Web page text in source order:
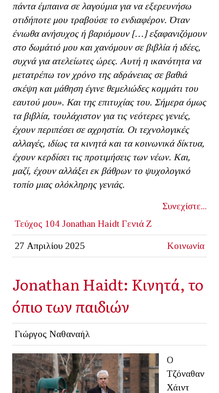
πάντα έμπαινα σε λαγούμια για να εξερευνήσω
οτιδήποτε μου τραβούσε το ενδιαφέρον. Όταν
ένιωθα ανήσυχος ή βαριόμουν […] εξαφανιζόμουν
στο δωμάτιό μου και χανόμουν σε βιβλία ή ιδέες,
συχνά για ατελείωτες ώρες. Αυτή η ικανότητα να
μετατρέπω τον χρόνο της αδράνειας σε βαθιά
σκέψη και μάθηση έγινε θεμελιώδες κομμάτι του
εαυτού μου». Και της επιτυχίας του. Σήμερα όμως
τα βιβλία, τουλάχιστον για τις νεότερες γενιές,
έχουν περιπέσει σε αχρηστία. Οι τεχνολογικές
αλλαγές, ιδίως τα κινητά και τα κοινωνικά δίκτυα,
έχουν κερδίσει τις προτιμήσεις των νέων. Kαι,
μαζί, έχουν αλλάξει εκ βάθρων το ψυχολογικό
τοπίο μιας ολόκληρης γενιάς.
Συνεχίστε...
Τεύχος 104 Jonathan Haidt Γενιά Ζ
27 Απριλίου 2025 Κοινωνία
Jonathan Haidt: Κινητά, το
όπιο των παιδιών
Γιώργος Ναθαναήλ
Ο
Τζόναθαν
Χάιντ